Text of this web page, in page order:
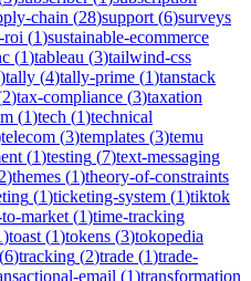
chain (28)support (6)surveys
roi (1)sustainable-ecommerce
(1)tableau (3)tailwind-css
)tally (4)tally-prime (1)tanstack
2)tax-compliance (3)taxation
(1)tech (1)technical
telecom (3)templates (3)temu
(1)testing (7)text-messaging
2)themes (1)theory-of-constraints
(1)ticketing-system (1)tiktok
market (1)time-tracking
)toast (1)tokens (3)tokopedia
(6)tracking (2)trade (1)trade-
email (1)transformation